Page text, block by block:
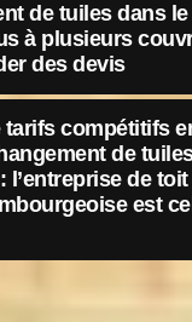
de tuiles dans le
à plusieurs
des devis
tarifs compétitifs
de
l’entreprise de
est